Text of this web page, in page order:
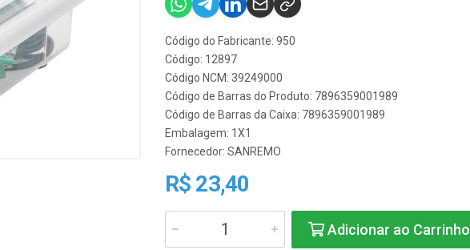
Código do Fabricante: 950
Código: 12897
Código NCM: 39249000
Código de Barras do Produto: 7896359001989
Código de Barras da Caixa: 7896359001989
Embalagem: 1X1
Fornecedor: SANREMO
R$ 23,40
Adicionar ao Carrinho